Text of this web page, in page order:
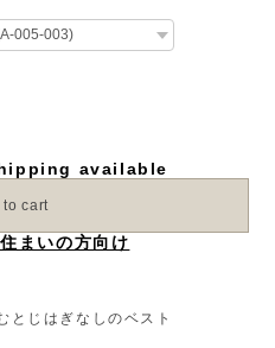
available
to cart
まいの方向け
とじはぎなしのベスト